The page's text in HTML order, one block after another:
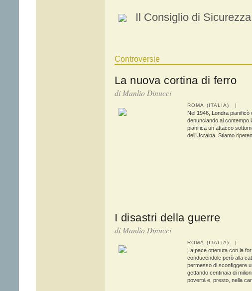
Il Consiglio di
Controversie
La nuova cortina di ferro
di Manlio Dinucci
ROMA (ITALIA) |
Nel 1946, Londra pianificò
denunciando al contempo
pianifica un attacco
dell’Ucraina. Stiamo
I disastri della guerre
di Manlio Dinucci
ROMA (ITALIA) |
La pace ottenuta con la
conducendole però alla
permesso di sconfiggere
gettando centinaia di
povertà e, presto, nella